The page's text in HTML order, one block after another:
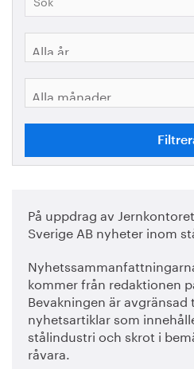
På uppdrag av
Sverige AB nyheter inom
kommer från redaktionen
Bevakningen är
nyhetsartiklar som
stålindustri och skrot i
råvara.